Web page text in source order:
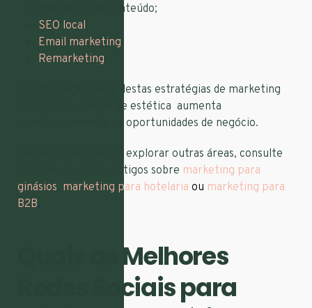
Marketing de conteúdo;
SEO local
Email marketing
Remarketing
A combinação certa destas estratégias de marketing
digital para clínicas de estética aumenta
significativamente as oportunidades de negócio.
Se tem interesse em explorar outras áreas, consulte
também os nossos artigos sobre marketing para
ginásios marketing para hotelaria ou marketing para
B2B.
Quais as Melhores
Redes Sociais para